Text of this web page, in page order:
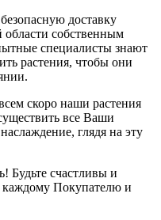
доставку
собственным
специалисты знают
растения, чтобы они
скоро наши растения
все Ваши
глядя на эту
Будьте счастливы и
Покупателю и